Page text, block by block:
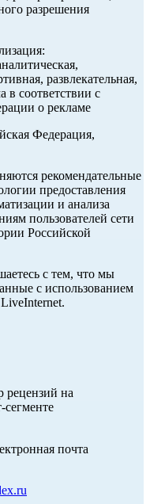
разрешения
развлекательная,
в соответствии с
о рекламе
Федерация,
рекомендательные
предоставления
и анализа
пользователей сети
Российской
с тем, что мы
с использованием
рецензий на
почта